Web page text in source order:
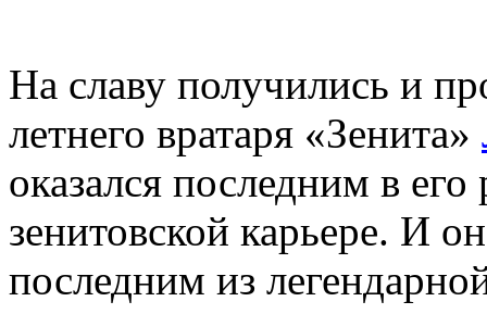
На славу получились и
летнего вратаря «Зенита»
оказался последним в
зенитовской карьере. И
последним из